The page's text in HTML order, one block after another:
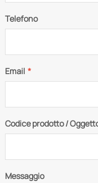
Telefono
Email *
Codice prodotto /
Messaggio